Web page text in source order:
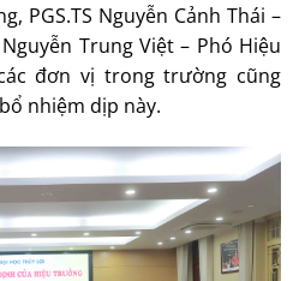
PGS.TS Nguyễn Cảnh Thái –
Trung Việt – Phó Hiệu
đơn vị trong trường cũng
nhiệm dịp này.